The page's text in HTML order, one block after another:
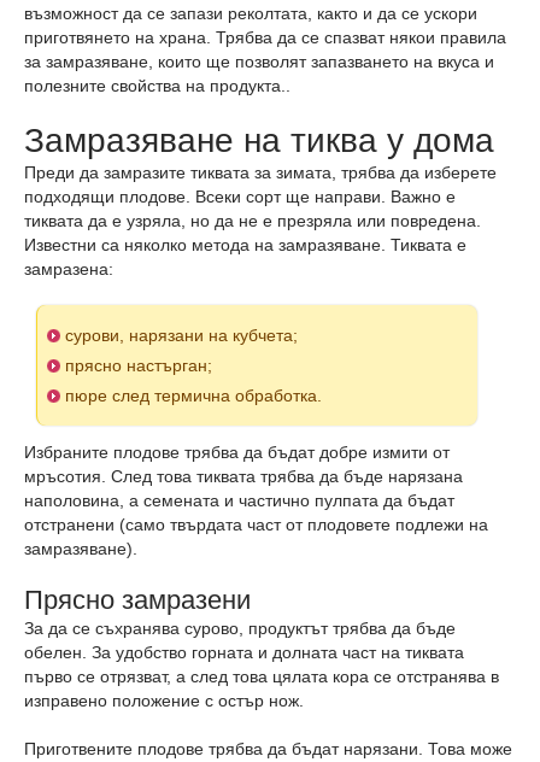
възможност да се запази реколтата, както и да се ускори
приготвянето на храна. Трябва да се спазват някои правила
за замразяване, които ще позволят запазването на вкуса и
полезните свойства на продукта..
Замразяване на тиква у дома
Преди да замразите тиквата за зимата, трябва да изберете
подходящи плодове. Всеки сорт ще направи. Важно е
тиквата да е узряла, но да не е презряла или повредена.
Известни са няколко метода на замразяване. Тиквата е
замразена:
сурови, нарязани на кубчета;
прясно настърган;
пюре след термична обработка.
Избраните плодове трябва да бъдат добре измити от
мръсотия. След това тиквата трябва да бъде нарязана
наполовина, а семената и частично пулпата да бъдат
отстранени (само твърдата част от плодовете подлежи на
замразяване).
Прясно замразени
За да се съхранява сурово, продуктът трябва да бъде
обелен. За удобство горната и долната част на тиквата
първо се отрязват, а след това цялата кора се отстранява в
изправено положение с остър нож.
Приготвените плодове трябва да бъдат нарязани. Това може